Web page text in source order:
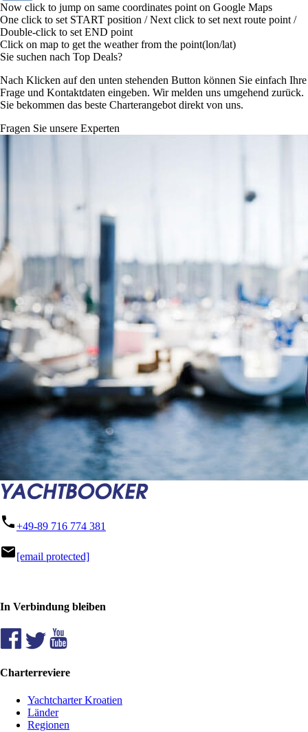
Now click to jump on same coordinates point on Google Maps
One click to set START position / Next click to set next route point /
Double-click to set END point
Click on map to get the weather from the point(lon/lat)
Sie suchen nach Top Deals?
Nach Klicken auf den unten stehenden Button können Sie einfach Ihre
Frage und Kontaktdaten eingeben. Wir melden uns umgehend zurück.
Sie bekommen das beste Charterangebot direkt von uns.
Fragen Sie unsere Experten
phone+49-89 716 774 381
mail[email protected]
In Verbindung bleiben
Charterreviere
Yachtcharter Kroatien
Länder
Regionen